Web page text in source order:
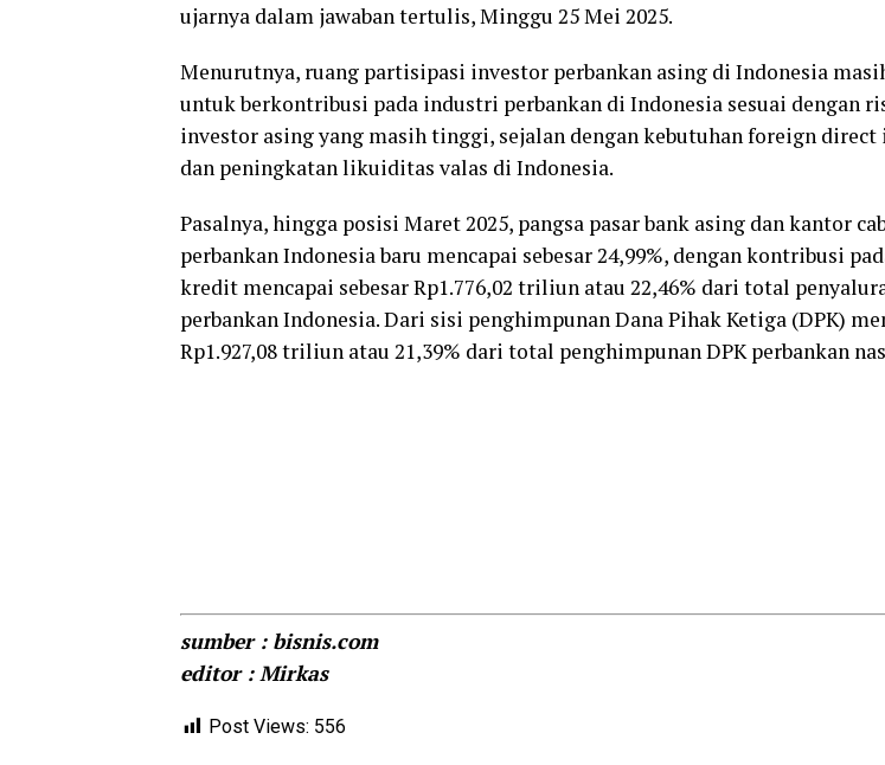
ujarnya dalam jawaban tertulis, Minggu 25 Mei 2025.
Menurutnya, ruang partisipasi investor perbankan asing di Indonesia
untuk berkontribusi pada industri perbankan di Indonesia sesuai dengan
investor asing yang masih tinggi, sejalan dengan kebutuhan foreign
dan peningkatan likuiditas valas di Indonesia.
Pasalnya, hingga posisi Maret 2025, pangsa pasar bank asing dan kantor
perbankan Indonesia baru mencapai sebesar 24,99%, dengan kontribusi
kredit mencapai sebesar Rp1.776,02 triliun atau 22,46% dari total
perbankan Indonesia. Dari sisi penghimpunan Dana Pihak Ketiga (DPK)
Rp1.927,08 triliun atau 21,39% dari total penghimpunan DPK perbankan
sumber : bisnis.com
editor : Mirkas
Post Views: 556